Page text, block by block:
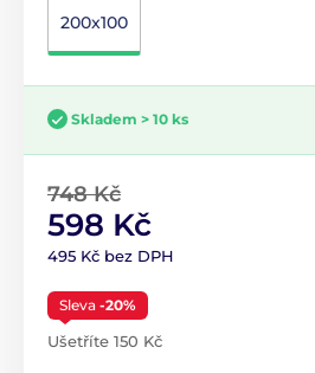
200x100
Skladem > 10 ks
748 Kč
598 Kč
495 Kč bez DPH
Sleva -20%
Ušetříte 150 Kč